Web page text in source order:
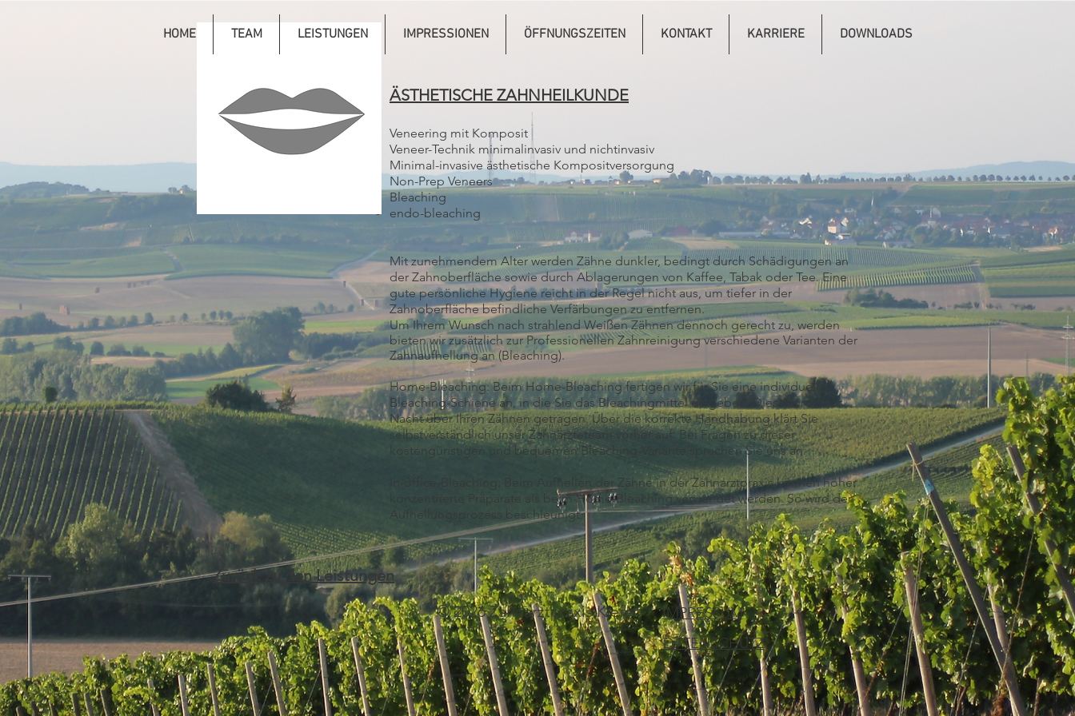
HOME TEAM LEISTUNGEN IMPRESSIONEN ÖFFNUNGSZEITEN KONTAKT KARRIERE DOWNLOADS
ÄSTHETISCHE ZAHNHEILKUNDE
Veneering mit Komposit
Veneer-Technik minimalinvasiv und nichtinvasiv
Minimal-invasive ästhetische Kompositversorgung
Non-Prep Veneers
Bleaching
endo-bleaching
Mit zunehmendem Alter werden Zähne dunkler, bedingt durch Schädigungen an
der Zahnoberfläche sowie durch Ablagerungen von Kaffee, Tabak oder Tee. Eine
gute persönliche Hygiene reicht in der Regel nicht aus, um tiefer in der
Zahnoberfläche befindliche Verfärbungen zu entfernen.
Um Ihrem Wunsch nach strahlend Weißen Zähnen dennoch gerecht zu, werden
bieten wir zusätzlich zur Professionellen Zahnreinigung verschiedene Varianten der
Zahnaufhellung an (Bleaching).
Home-Bleaching: Beim Home-Bleaching fertigen wir für Sie eine individuelle
Bleaching-Schiene an, in die Sie das Bleachingmittel eingeben. Diese wird über
Nacht über Ihren Zähnen getragen. Über die korrekte Handhabung klärt Sie
selbstverständlich unser Zahnärzteteam vorher auf. Bei Fragen zu dieser
kostengünstigen und bequemen Bleaching-Variante sprechen Sie uns an.
In-office-Bleaching: Beim Aufhellen der Zähne in der Zahnarztpraxis können höher
konzentrierte Präparate als beim Home-Bleaching verwendet werden. So wird der
Aufhellungsprozess beschleunigt.
Zurück zu den Leistungen
© 2026 Zahnarztpraxis Kiefer
IMPRESSUM
DATENSCHUTZ